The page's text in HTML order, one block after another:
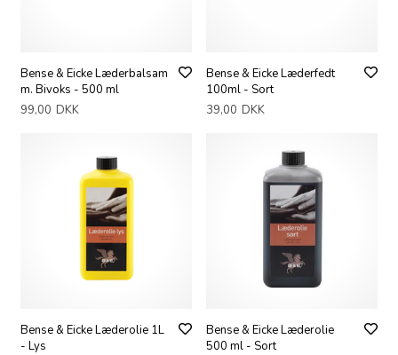
Bense & Eicke Læderbalsam
m. Bivoks - 500 ml
99,00 DKK
Bense & Eicke Læderfedt
100ml - Sort
39,00 DKK
Bense & Eicke Læderolie 1L
- Lys
Bense & Eicke Læderolie
500 ml - Sort